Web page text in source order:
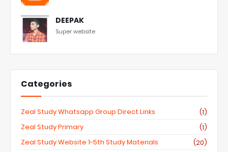
DEEPAK
Super website
Categories
Zeal Study Whatsapp Group Direct Links
(1)
Zeal Study Primary
(1)
Zeal Study Website 1-5th Study Materials
(20)